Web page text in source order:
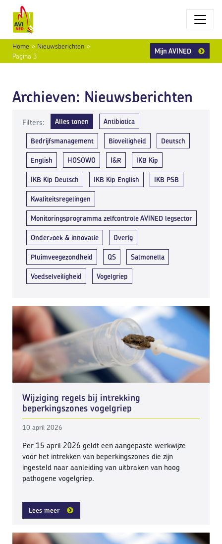
Home » Nieuwsberichten »
Pagina 3
Mijn AVINED
Archieven: Nieuwsberichten
Filters: Alles tonen Antibiotica
Bedrijfsmanagement Bioveiligheid Deutsch
English HOSOWO I&R IKB Kip
IKB Kip Deutsch IKB Kip English IKB PSB
Kwaliteitsregelingen
Monitoringsprogramma zelfcontrole AVINED legsector
Onderzoek & innovatie Overig
Pluimveegezondheid QS Salmonella
Voedselveiligheid Vogelgriep
Wijziging regels bij intrekking
beperkingszones vogelgriep
10 april 2026
Per 15 april 2026 geldt een aangepaste werkwijze
voor het intrekken van beperkingszones die zijn
ingesteld naar aanleiding van uitbraken van hoog
pathogene vogelgriep.
Lees meer